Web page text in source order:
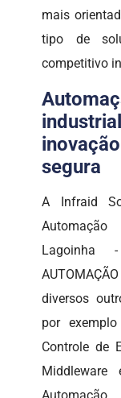
mais
tipo de
competitivo
segura
A Infraid
Lagoinha
diversos
por
Controle de
Middleware